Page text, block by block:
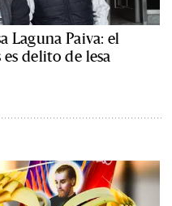
Laguna Paiva: el
delito de lesa